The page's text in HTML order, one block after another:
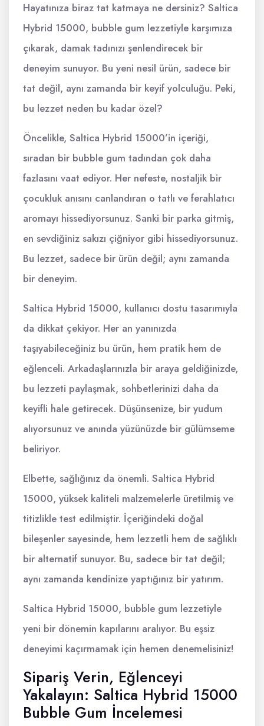
Hayatınıza biraz tat katmaya ne dersiniz? Saltica
Hybrid 15000, bubble gum lezzetiyle karşımıza
çıkarak, damak tadınızı şenlendirecek bir
deneyim sunuyor. Bu yeni nesil ürün, sadece bir
tat değil, aynı zamanda bir keyif yolculuğu. Peki,
bu lezzet neden bu kadar özel?
Öncelikle, Saltica Hybrid 15000’in içeriği,
sıradan bir bubble gum tadından çok daha
fazlasını vaat ediyor. Her nefeste, nostaljik bir
çocukluk anısını canlandıran o tatlı ve ferahlatıcı
aromayı hissediyorsunuz. Sanki bir parka gitmiş,
en sevdiğiniz sakızı çiğniyor gibi hissediyorsunuz.
Bu lezzet, sadece bir ürün değil; aynı zamanda
bir deneyim.
Saltica Hybrid 15000, kullanıcı dostu tasarımıyla
da dikkat çekiyor. Her an yanınızda
taşıyabileceğiniz bu ürün, hem pratik hem de
eğlenceli. Arkadaşlarınızla bir araya geldiğinizde,
bu lezzeti paylaşmak, sohbetlerinizi daha da
keyifli hale getirecek. Düşünsenize, bir yudum
alıyorsunuz ve anında yüzünüzde bir gülümseme
beliriyor.
Elbette, sağlığınız da önemli. Saltica Hybrid
15000, yüksek kaliteli malzemelerle üretilmiş ve
titizlikle test edilmiştir. İçeriğindeki doğal
bileşenler sayesinde, hem lezzetli hem de sağlıklı
bir alternatif sunuyor. Bu, sadece bir tat değil;
aynı zamanda kendinize yaptığınız bir yatırım.
Saltica Hybrid 15000, bubble gum lezzetiyle
yeni bir dönemin kapılarını aralıyor. Bu eşsiz
deneyimi kaçırmamak için hemen denemelisiniz!
Sipariş Verin, Eğlenceyi
Yakalayın: Saltica Hybrid 15000
Bubble Gum İncelemesi